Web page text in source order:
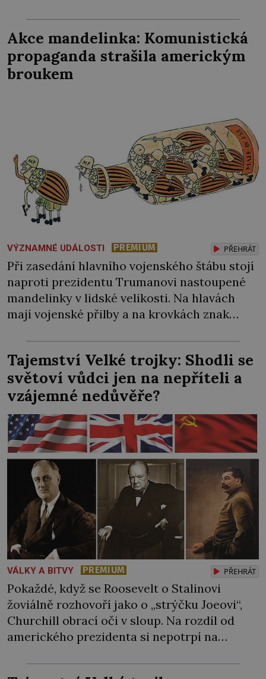
neláme. Prostě na stavbě „zaměstná“
politické vězně! Generál Francisco Franco
(1892–1975) to dokázal. Občanská válka ve
Španělsku skončila na jaře roku 1939 jeho
Akce mandelinka: Komunistická
propaganda strašila americkým
broukem
VÝZNAMNÉ UDÁLOSTI PREMIUM PŘEHRÁT
Při zasedání hlavního vojenského štábu stojí
naproti prezidentu Trumanovi nastoupené
mandelinky v lidské velikosti. Na hlavách
mají vojenské přilby a na krovkách znak
boháč, atomovka, Hitlerův Mein Kampf,
pohozená kniha o bakteriologické válce a
mapa Československa uprostřed stolu.
Komunisté moc dobře vědí, proč tyhle
obrázky zaplavují naše města i obce. […]
Tajemství Velké trojky: Shodli se
světoví vůdci jen na nepříteli a
vzájemné nedůvěře?
VÁLKY A BITVY PREMIUM PŘEHRÁT
Pokaždé, když se Roosevelt o Stalinovi
žoviálně rozhovoří jako o „strýčku Joeovi“,
Churchill obrací oči v sloup. Na rozdíl od
amerického prezidenta si nepotrpí na
sovětskému diktátorovi nijak poklonkovat.